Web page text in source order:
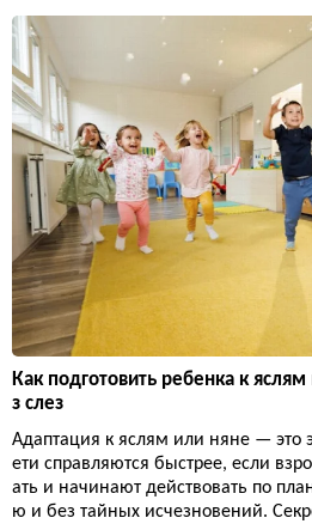
Как подготовить ребенка к
з слез
Адаптация к яслям или няне — это
ети справляются быстрее, если
ать и начинают действовать по
ю и без тайных исчезновений.